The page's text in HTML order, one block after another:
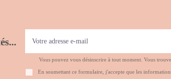
Vous pouvez vous désinscrire à tout moment. Vous
En soumettant ce formulaire, j'accepte que les